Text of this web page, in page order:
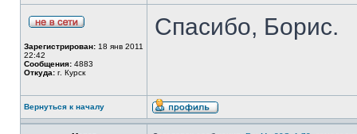
Зарегистрирован: 18 янв 2011
22:42
Сообщения: 4883
Откуда: г. Курск
Спасибо, Борис.
Вернуться к началу